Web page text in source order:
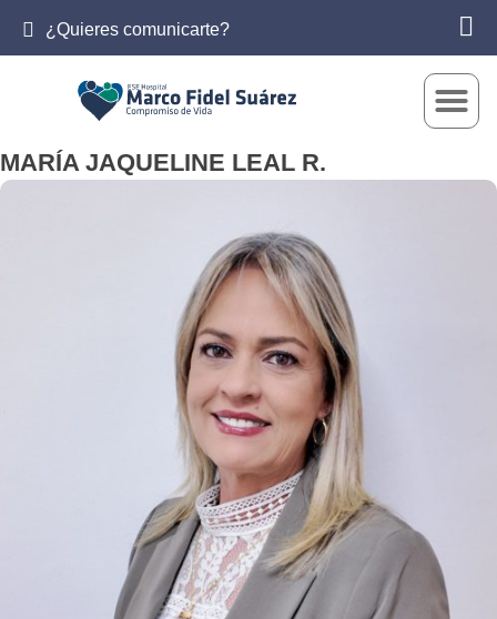
¿Quieres comunicarte?
MARÍA JAQUELINE LEAL R.